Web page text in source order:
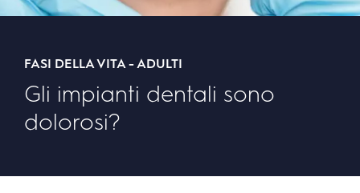
FASI DELLA VITA - ADULTI
Gli impianti dentali sono
dolorosi?